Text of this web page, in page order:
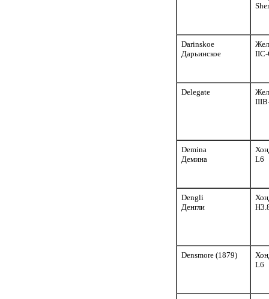
Darinskoe
Дарьинское
Delegate
Demina
Демина
L6
Dengli
Денгли
Densmore (1879)
L6